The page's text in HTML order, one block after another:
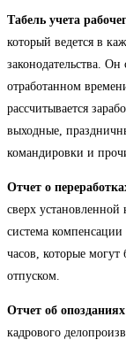
Табель учета
который ведется в
законодательства.
отработанном
рассчитывается
выходные,
командировки и
Отчет о
сверх
система компенсации
часов, которые
отпуском.
Отчет об
кадрового